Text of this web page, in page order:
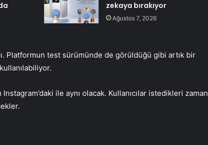
zekaya bırakıyor
Ağustos 7, 2026
Platformun test sürümünde de görüldüğü gibi artık bir
ile aynı olacak. Kullanıcılar istedikleri zaman